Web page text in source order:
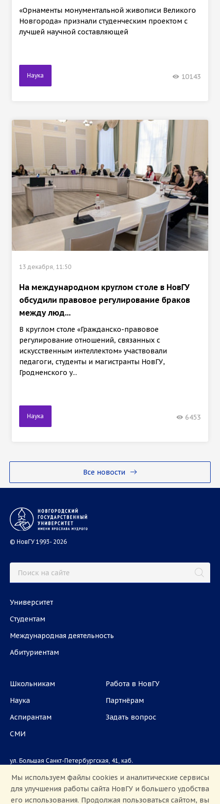
Все новости
«Орнаменты монументальной живописи Великого
Новгорода» признали студенческим проектом с
лучшей научной составляющей
Наука 10143
13 декабря, 11:50
На международном круглом столе в НовГУ
обсудили правовое регулирование браков
между люд...
В круглом столе «Гражданско-правовое
регулирование отношений, связанных с
искусственным интеллектом» участвовали
педагоги, студенты и магистранты НовГУ,
Гродненского у...
Наука 6453
© НовГУ 1993- 2026
Университет
Студентам
Международная деятельность
Абитуриентам
Школьникам
Наука
Аспирантам
СМИ
Работа в НовГУ
Партнёрам
Задать вопрос
ул. Большая Санкт-Петербургская, 41, каб.
Приемная комиссия: +7(8162)33-20-44
Мы используем файлы cookies и аналитические сервисы
для улучшения работы сайта НовГУ и большего удобства
его использования. Продолжая пользоваться сайтом, вы